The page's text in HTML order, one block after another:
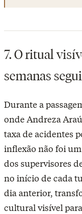
7. O ritual
semanas
Durante a
onde Andreza
taxa de acidentes
inflexão não foi
dos supervisores
no início de cada
dia anterior,
cultural visível